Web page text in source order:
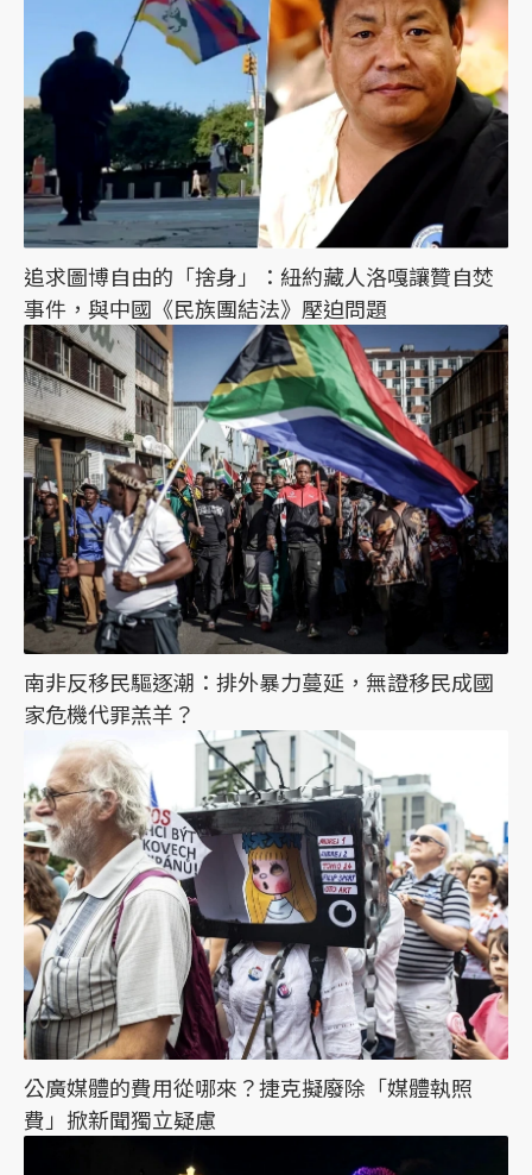
追求圖博自由的「捨身」：紐約藏人洛嘎讓贊自焚
事件，與中國《民族團結法》壓迫問題
南非反移民驅逐潮：排外暴力蔓延，無證移民成國
家危機代罪羔羊？
公廣媒體的費用從哪來？捷克擬廢除「媒體執照
費」掀新聞獨立疑慮